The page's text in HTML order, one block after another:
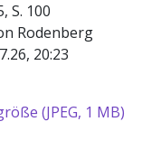
S. 100
Rodenberg
20:23
(JPEG, 1 MB)